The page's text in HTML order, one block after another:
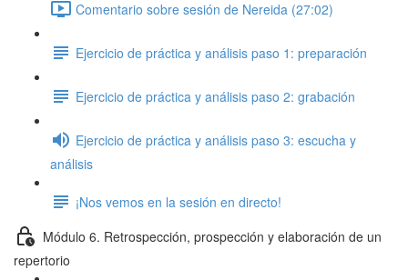
Comentario sobre sesión de Nereida (27:02)
Ejercicio de práctica y análisis paso 1: preparación
Ejercicio de práctica y análisis paso 2: grabación
Ejercicio de práctica y análisis paso 3: escucha y
análisis
¡Nos vemos en la sesión en directo!
Módulo 6. Retrospección, prospección y elaboración de un
repertorio